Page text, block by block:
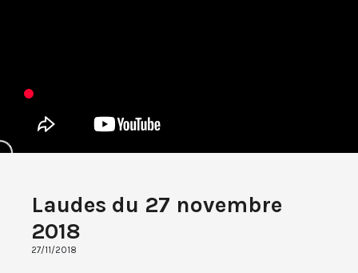
Laudes du 27 novembre
2018
27/11/2018